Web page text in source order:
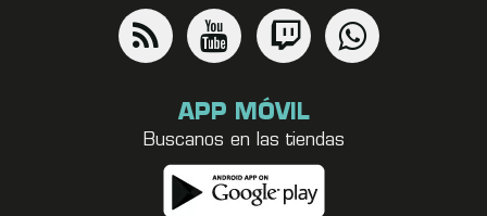
APP MÓVIL
Buscanos en las tiendas